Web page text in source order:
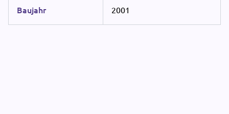
Baujahr 2001